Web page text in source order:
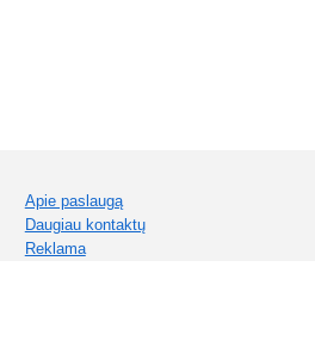
Apie paslaugą
Daugiau kontaktų
Reklama